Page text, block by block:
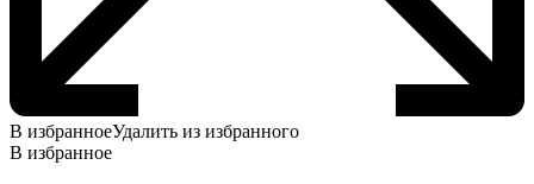
В избранноеУдалить из избранного
В избранное